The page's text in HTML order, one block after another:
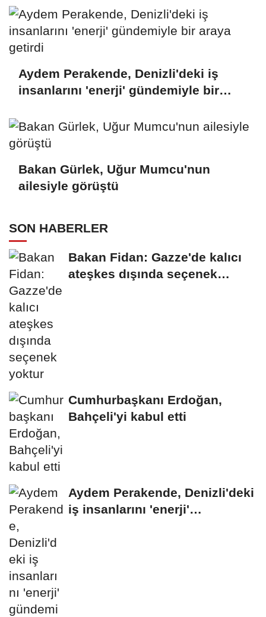
Aydem Perakende, Denizli'deki iş
insanlarını 'enerji' gündemiyle bir
Bakan Gürlek, Uğur Mumcu'nun
ailesiyle görüştü
SON HABERLER
Bakan Fidan: Gazze'de kalıcı
ateşkes dışında seçenek
Cumhurbaşkanı Erdoğan,
Bahçeli'yi kabul etti
Aydem Perakende, Denizli'deki
iş insanlarını 'enerji'